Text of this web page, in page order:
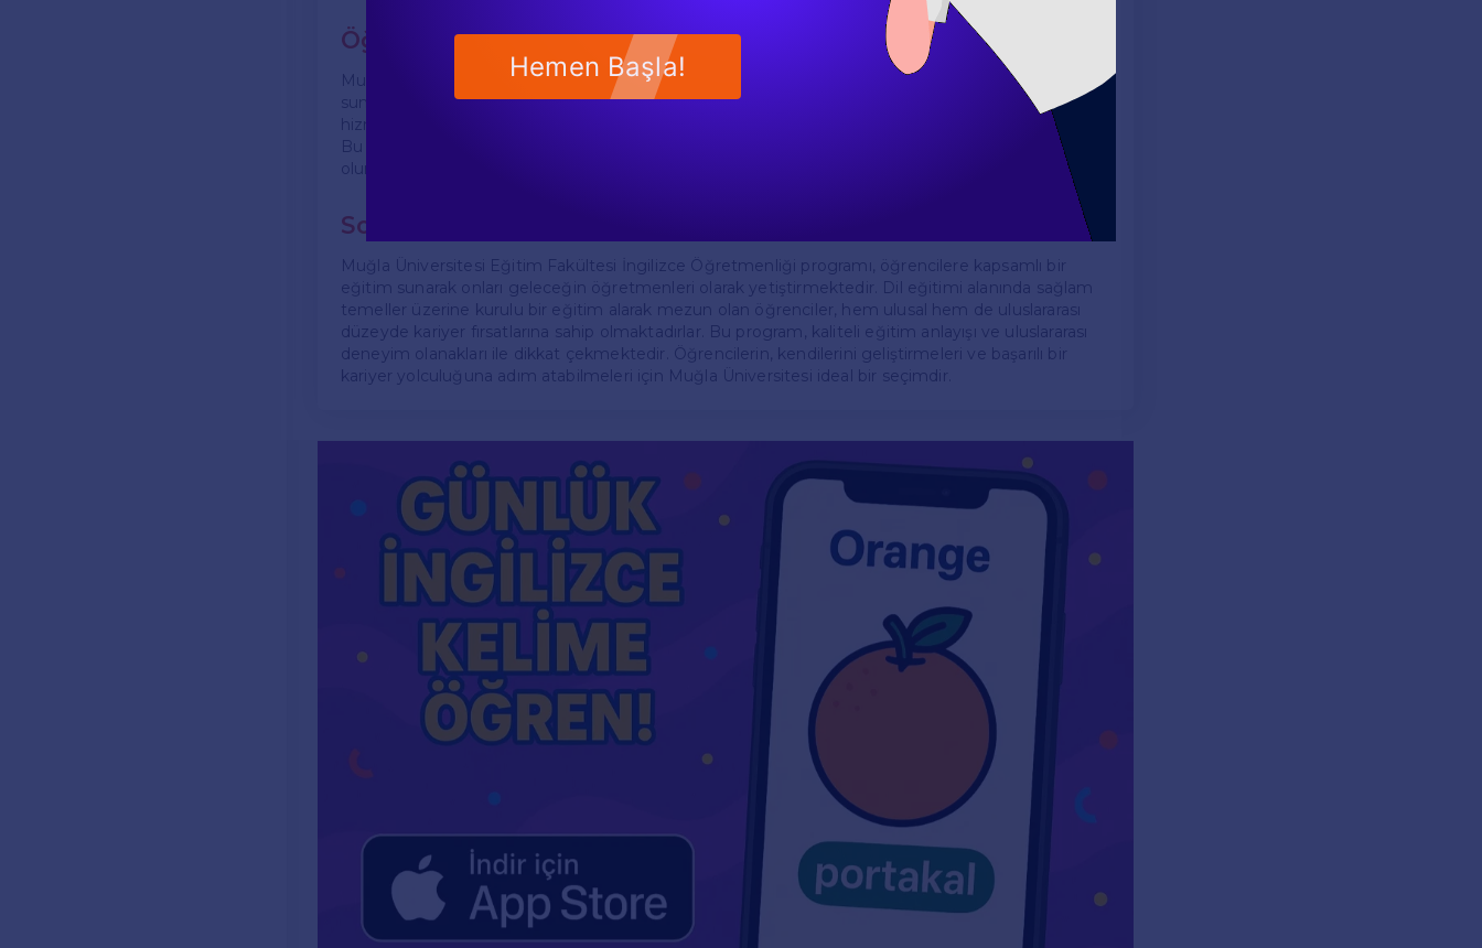
Öğrenci Destek Hizmetleri
Muğla Üniversitesi, öğrencilerin akademik ve sosyal yaşamlarını desteklemek için çeşitli hizmetler
sunmaktadır. Danışmanlık hizmetleri, kariyer planlama, akademik destek ve sosyal etkinlikler gibi
hizmetler, öğrencilerin üniversite hayatını daha verimli ve keyifli hale getirmeyi amaçlamaktadır.
Bu destekler, öğrencilerin yalnızca akademik başarılarını değil, aynı zamanda kişisel gelişimlerini de
olumlu yönde etkilemektedir.
Sonuç
Muğla Üniversitesi Eğitim Fakültesi İngilizce Öğretmenliği programı, öğrencilere kapsamlı bir
eğitim sunarak onları geleceğin öğretmenleri olarak yetiştirmektedir. Dil eğitimi alanında sağlam
temeller üzerine kurulu bir eğitim alarak mezun olan öğrenciler, hem ulusal hem de uluslararası
düzeyde kariyer fırsatlarına sahip olmaktadırlar. Bu program, kaliteli eğitim anlayışı ve uluslararası
deneyim olanakları ile dikkat çekmektedir. Öğrencilerin, kendilerini geliştirmeleri ve başarılı bir
kariyer yolculuğuna adım atabilmeleri için Muğla Üniversitesi ideal bir seçimdir.
Hemen Başla!